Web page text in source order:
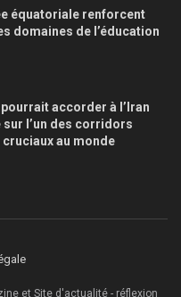
équatoriale renforcent
domaines de l’éducation
accorder à l’Iran
sur l’un des corridors
au monde
et Site d'actualité - réflexion